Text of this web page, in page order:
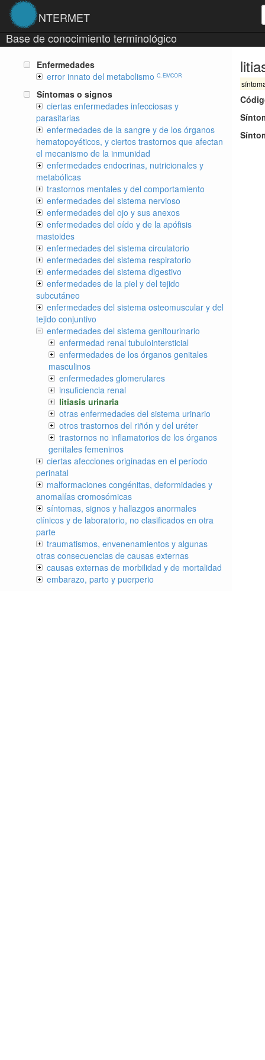
NTERMET
Base de conocimiento terminológico
Enfermedades
error innato del metabolismo C. EMCOR
Síntomas o signos
ciertas enfermedades infecciosas y
parasitarias
enfermedades de la sangre y de los órganos
hematopoyéticos, y ciertos trastornos que afectan
el mecanismo de la inmunidad
enfermedades endocrinas, nutricionales y
metabólicas
trastornos mentales y del comportamiento
enfermedades del sistema nervioso
enfermedades del ojo y sus anexos
enfermedades del oído y de la apófisis
mastoides
enfermedades del sistema circulatorio
enfermedades del sistema respiratorio
enfermedades del sistema digestivo
enfermedades de la piel y del tejido
subcutáneo
enfermedades del sistema osteomuscular y del
tejido conjuntivo
enfermedades del sistema genitourinario
enfermedad renal tubulointersticial
enfermedades de los órganos genitales
masculinos
enfermedades glomerulares
insuficiencia renal
litiasis urinaria
otras enfermedades del sistema urinario
otros trastornos del riñón y del uréter
trastornos no inflamatorios de los órganos
genitales femeninos
ciertas afecciones originadas en el período
perinatal
malformaciones congénitas, deformidades y
anomalías cromosómicas
síntomas, signos y hallazgos anormales
clínicos y de laboratorio, no clasificados en otra
parte
traumatismos, envenenamientos y algunas
otras consecuencias de causas externas
causas externas de morbilidad y de mortalidad
embarazo, parto y puerperio